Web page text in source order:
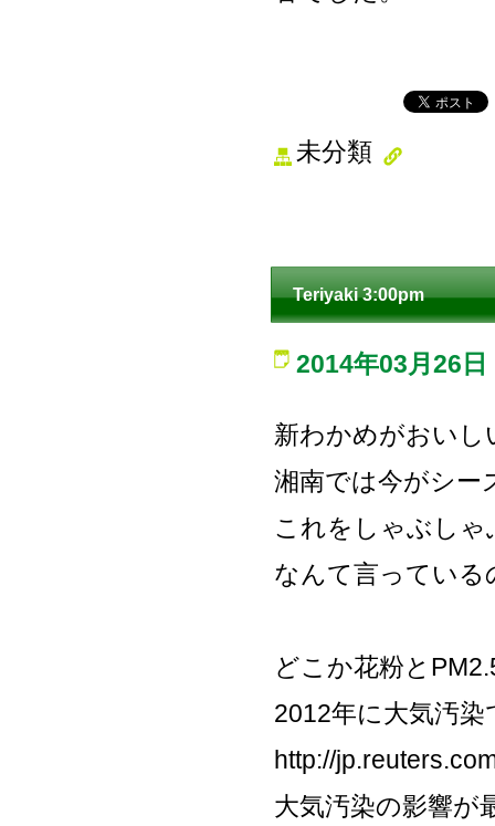
未分類
Teriyaki 3:00pm
2014年03月26日
新わかめがおいし
湘南では今がシー
これをしゃぶし
なんて言っている
どこか花粉と
2012年に大気汚
http://
大気汚染の影響が